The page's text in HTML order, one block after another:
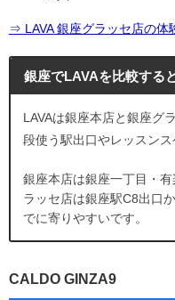
⇒ LAVA 銀座グラッセ店の体
銀座でLAVAを比較する
LAVAは銀座本店と銀座グ
段使う駅出口やレッスンス
銀座本店は銀座一丁目・
ラッセ店は銀座駅C8出口
でに寄りやすいです。
CALDO GINZA9